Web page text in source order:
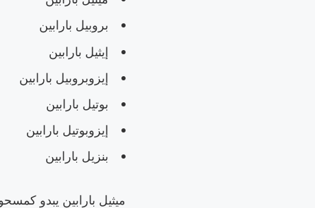
بروبيل بارابين
إيثيل بارابين
إيزوبروبيل بارابين
بوتيل بارابين
إيزوبوتيل بارابين
بنزيل بارابين
ميثيل بارابين يبدو